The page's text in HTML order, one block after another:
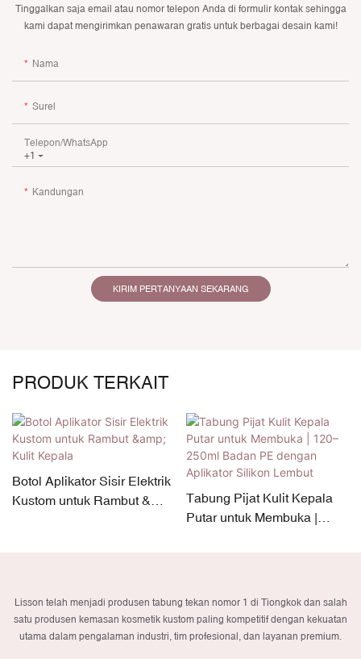
Tinggalkan saja email atau nomor telepon Anda di formulir kontak sehingga
kami dapat mengirimkan penawaran gratis untuk berbagai desain kami!
Nama
Surel
+1
Telepon/WhatsApp
Kandungan
KIRIM PERTANYAAN SEKARANG
PRODUK TERKAIT
Botol Aplikator Sisir Elektrik
Kustom untuk Rambut &
Tabung Pijat Kulit Kepala
Putar untuk Membuka |
Lisson telah menjadi produsen tabung tekan nomor 1 di Tiongkok dan salah
satu produsen kemasan kosmetik kustom paling kompetitif dengan kekuatan
utama dalam pengalaman industri, tim profesional, dan layanan premium.